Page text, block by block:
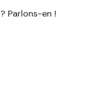
Parlons-en !